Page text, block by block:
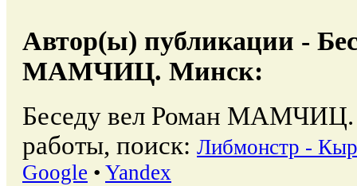
Автор(ы) публикации -
МАМЧИЦ. Минск:
Беседу вел Роман
работы, поиск: Либмонстр -
Google • Yandex